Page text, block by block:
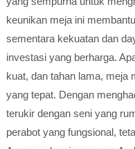
keunikan meja ini
sementara kekuatan dan
investasi yang berharga.
kuat, dan tahan lama, meja
yang tepat. Dengan
terukir dengan seni yang
perabot yang fungsional,